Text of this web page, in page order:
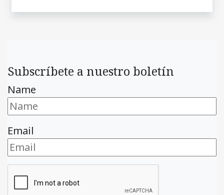
Subscríbete a nuestro boletín
Name
Email